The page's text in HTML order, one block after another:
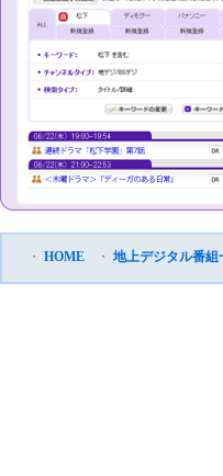
・ HOME ・ 地上デジタル番組